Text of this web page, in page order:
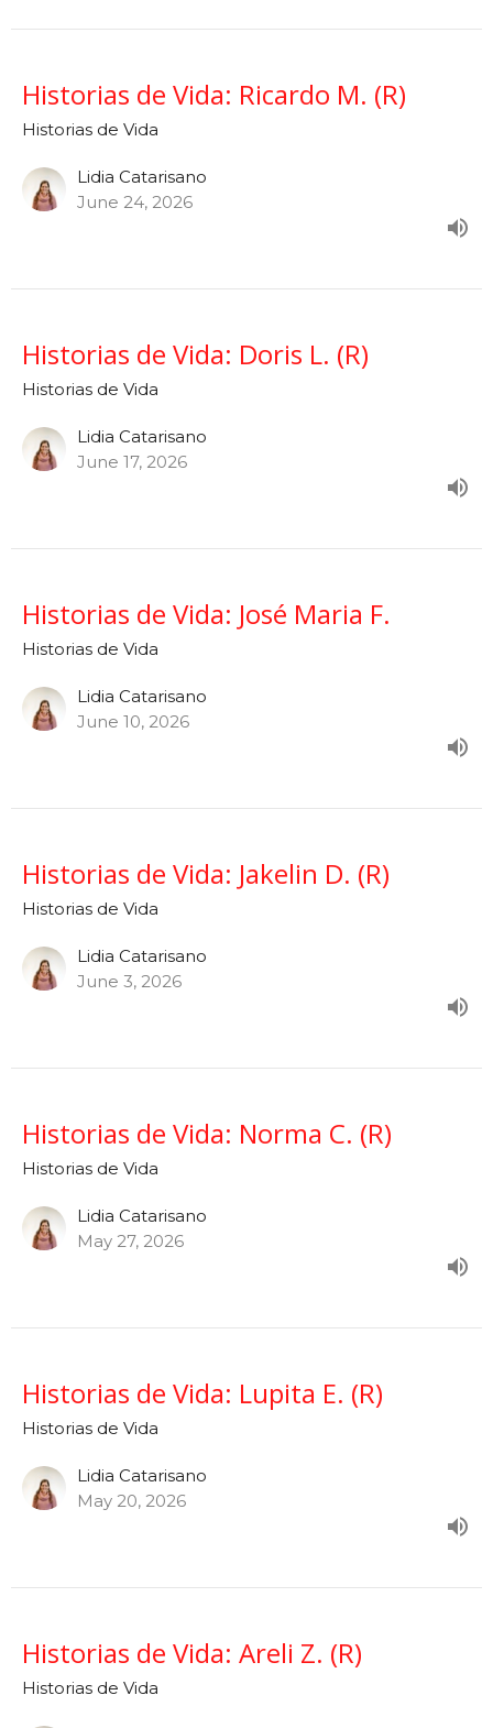
Historias de Vida: Ricardo M. (R)
Historias de Vida
Lidia Catarisano
June 24, 2026
Historias de Vida: Doris L. (R)
Historias de Vida
Lidia Catarisano
June 17, 2026
Historias de Vida: José Maria F.
Historias de Vida
Lidia Catarisano
June 10, 2026
Historias de Vida: Jakelin D. (R)
Historias de Vida
Lidia Catarisano
June 3, 2026
Historias de Vida: Norma C. (R)
Historias de Vida
Lidia Catarisano
May 27, 2026
Historias de Vida: Lupita E. (R)
Historias de Vida
Lidia Catarisano
May 20, 2026
Historias de Vida: Areli Z. (R)
Historias de Vida